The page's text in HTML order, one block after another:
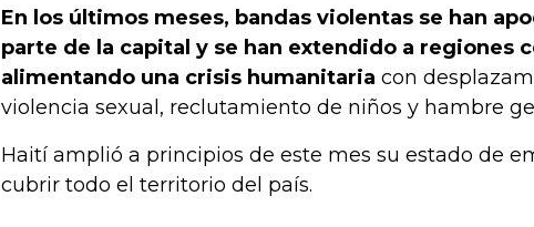
En los últimos meses, bandas violentas se han
parte de la capital y se han extendido a regiones
alimentando una crisis humanitaria con
violencia sexual, reclutamiento de niños y hambre
Haití amplió a principios de este mes su estado de
cubrir todo el territorio del país.